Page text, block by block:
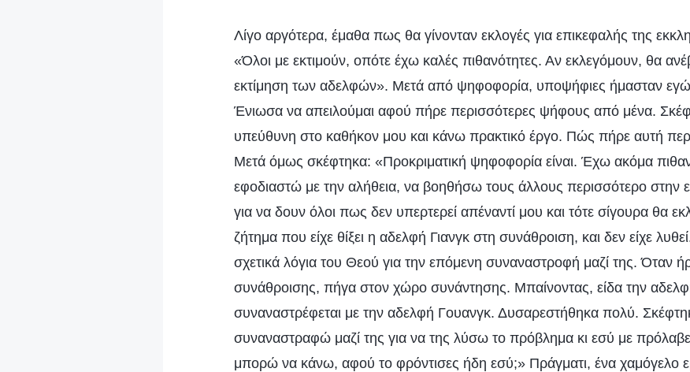
Λίγο αργότερα, έμαθα πως θα γίνονταν εκλογές για επικεφαλής της
«Όλοι με εκτιμούν, οπότε έχω καλές πιθανότητες. Αν εκλεγόμουν, θα
εκτίμηση των αδελφών». Μετά από ψηφοφορία, υποψήφιες ήμασταν εγώ
Ένιωσα να απειλούμαι αφού πήρε περισσότερες ψήφους από μένα.
υπεύθυνη στο καθήκον μου και κάνω πρακτικό έργο. Πώς πήρε αυτή
Μετά όμως σκέφτηκα: «Προκριματική ψηφοφορία είναι. Έχω ακόμα
εφοδιαστώ με την αλήθεια, να βοηθήσω τους άλλους περισσότερο στην
για να δουν όλοι πως δεν υπερτερεί απέναντί μου και τότε σίγουρα θα
ζήτημα που είχε θίξει η αδελφή Γιανγκ στη συνάθροιση, και δεν είχε
σχετικά λόγια του Θεού για την επόμενη συναναστροφή μαζί της. Όταν
συνάθροισης, πήγα στον χώρο συνάντησης. Μπαίνοντας, είδα την
συναναστρέφεται με την αδελφή Γουανγκ. Δυσαρεστήθηκα πολύ.
συναναστραφώ μαζί της για να της λύσω το πρόβλημα κι εσύ με
μπορώ να κάνω, αφού το φρόντισες ήδη εσύ;» Πράγματι, ένα χαμόγελο